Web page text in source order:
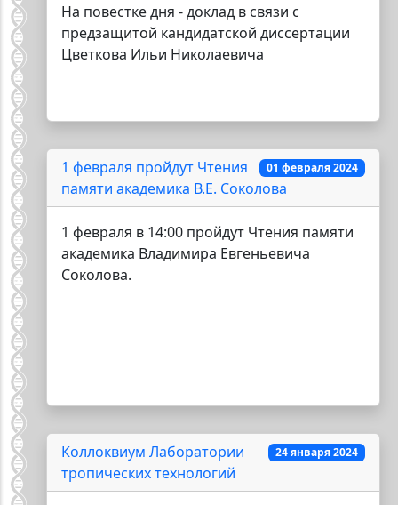
На повестке дня - доклад в связи с
предзащитой кандидатской диссертации
Цветкова Ильи Николаевича
01 февраля 2024
1 февраля пройдут Чтения
памяти академика В.Е. Соколова
1 февраля в 14:00 пройдут Чтения памяти
академика Владимира Евгеньевича
Соколова.
24 января 2024
Коллоквиум Лаборатории
тропических технологий